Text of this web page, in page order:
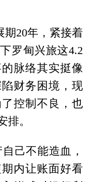
期20年，紧接着
罗甸兴旅这4.2
脉络其实挺像
财务困境，现
控制不良，也
排。
己不能造血，
内让账面好看